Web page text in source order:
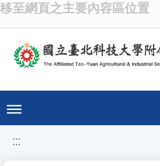
移至網頁之主要內容區位置
:::